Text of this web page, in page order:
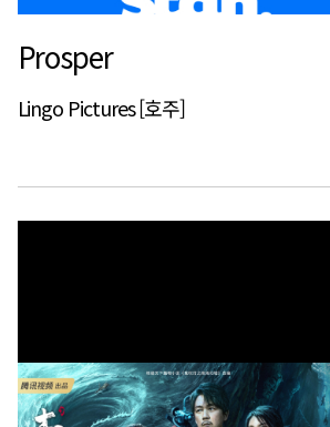
Prosper
Lingo Pictures [호주]